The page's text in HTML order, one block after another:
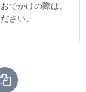
でかけの際は、
さい。